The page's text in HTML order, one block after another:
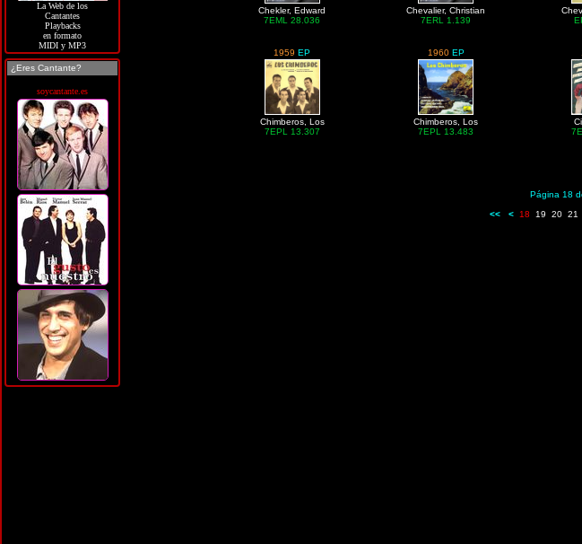
La Web de los
Cantantes
Playbacks
en formato
MIDI y MP3
¿Eres Cantante?
soycantante.es
Chekler, Edward
7EML 28.036
Chevalier, Christian
7ERL 1.139
1959 EP
Chimberos, Los
7EPL 13.307
1960 EP
Chimberos, Los
7EPL 13.483
Página 18
<<
< 18 19 20 21